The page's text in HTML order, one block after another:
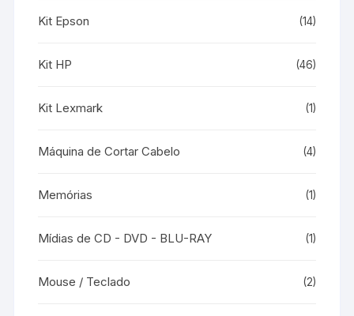
Kit Epson (14)
Kit HP (46)
Kit Lexmark (1)
Máquina de Cortar Cabelo (4)
Memórias (1)
Mídias de CD - DVD - BLU-RAY (1)
Mouse / Teclado (2)